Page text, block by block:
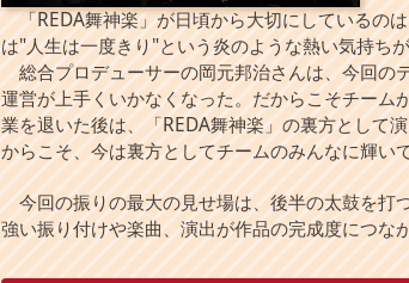
「REDA舞神楽」が日頃から大切にしているの
は"人生は一度きり"という炎のような熱い気持ち
総合プロデューサーの岡元邦治さんは、今回の
運営が上手くいかなくなった。だからこそチー
業を退いた後は、「REDA舞神楽」の裏方として
からこそ、今は裏方としてチームのみんなに輝い
今回の振りの最大の見せ場は、後半の太鼓を打
強い振り付けや楽曲、演出が作品の完成度につな